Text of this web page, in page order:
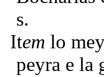
s.
Item lo
peyra e la